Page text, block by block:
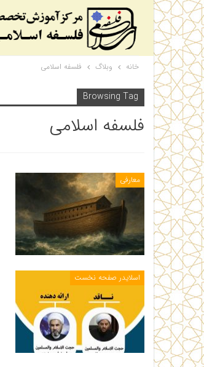
خانه وبلاگ فلسفه اسلامی
Browsing Tag
فلسفه اسلامی
معارفی
اسلایدر صفحه نخست